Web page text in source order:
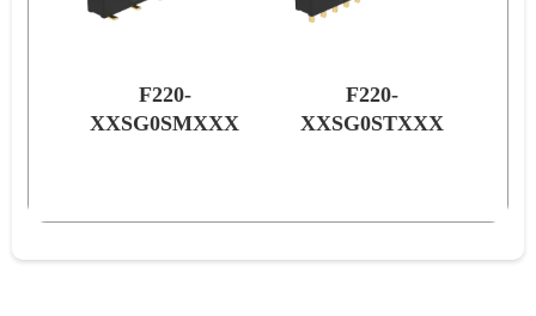
F220-
XXSG0SMXXX
F220-
XXSG0STXXX